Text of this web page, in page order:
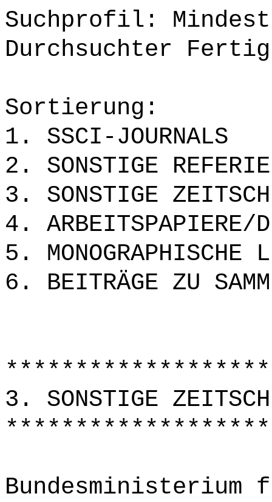
Suchprofil:
Durchsuchter
Sortierung:
1. SSCI-JOURNALS
2. SONSTIGE
3. SONSTIGE
4. ARBEITSPAPIERE/
5. MONOGRAPHISCHE
6. BEITRÄGE ZU
3. SONSTIGE